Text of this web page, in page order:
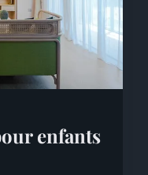
enfants